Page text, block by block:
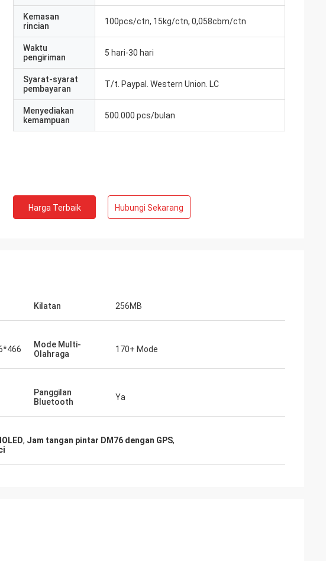
Kemasan
rincian
100pcs/ctn, 15kg/ctn, 0,058cbm/ctn
Waktu
pengiriman
5 hari-30 hari
Syarat-syarat
pembayaran
T/t. Paypal. Western Union. LC
Menyediakan
kemampuan
500.000 pcs/bulan
Harga Terbaik Hubungi Sekarang
Kilatan 256MB
Mode Multi-
Olahraga
170+ Mode
Panggilan
Bluetooth
Ya
, Jam tangan pintar DM76 dengan GPS,